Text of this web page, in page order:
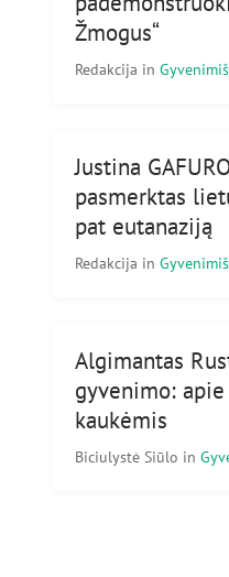
Žmogus“
Redakcija in
Justina
pasmerktas
pat eutanaziją
Redakcija in
Algimantas
gyvenimo:
kaukėmis
Biciulystė Siūlo in